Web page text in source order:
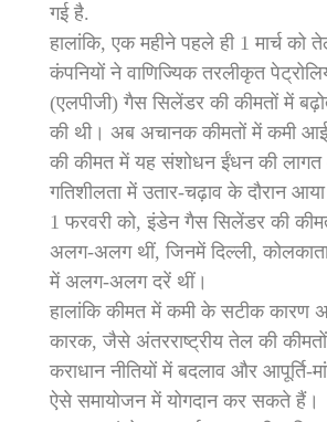
गई है.
हालांकि, एक महीने पहले ही 1 मार्च को
कंपनियों ने वाणिज्यिक तरलीकृत
(एलपीजी) गैस सिलेंडर की कीमतों में
की थी। अब अचानक कीमतों में कमी
की कीमत में यह संशोधन ईंधन की लागत
गतिशीलता में उतार-चढ़ाव के दौरान
1 फरवरी को, इंडेन गैस सिलेंडर की
अलग-अलग थीं, जिनमें दिल्ली,
में अलग-अलग दरें थीं।
हालांकि कीमत में कमी के सटीक कारण
कारक, जैसे अंतरराष्ट्रीय तेल की
कराधान नीतियों में बदलाव और आपूर्ति-
ऐसे समायोजन में योगदान कर सकते हैं।